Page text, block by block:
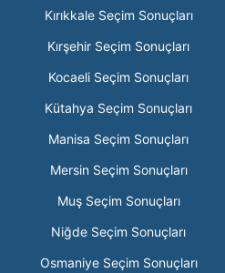
Kırıkkale Seçim Sonuçları
Kırşehir Seçim Sonuçları
Kocaeli Seçim Sonuçları
Kütahya Seçim Sonuçları
Manisa Seçim Sonuçları
Mersin Seçim Sonuçları
Muş Seçim Sonuçları
Niğde Seçim Sonuçları
Osmaniye Seçim Sonuçları